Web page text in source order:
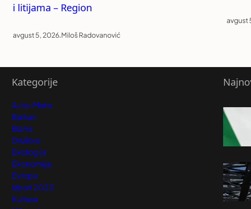
i litijama – Region
avgust 5, 2026.Miloš Radovanović
avgust
Kategorije
Auto-Moto
Balkan
Biznis
Društvo
Ekologija
Ekonomija
Evropa
Izbori 2023
Kultura